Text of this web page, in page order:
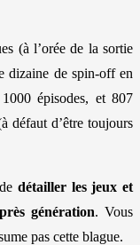
(à l’orée de la sortie
dizaine de spin-off en
épisodes, et 807
défaut d’être toujours
détailler les jeux et
génération. Vous
pas cette blague.